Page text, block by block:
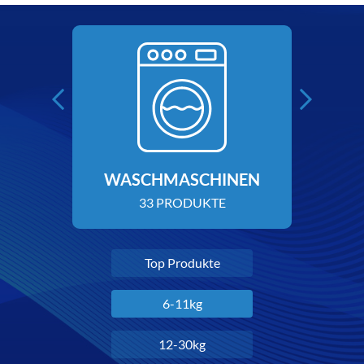
WASCHMASCHINEN
33 PRODUKTE
Top Produkte
6-11kg
12-30kg